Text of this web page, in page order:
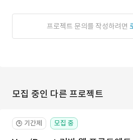
프로젝트 문의를 작성하려면
모집 중인 다른 프로젝트
🕒 기간제 모집 중